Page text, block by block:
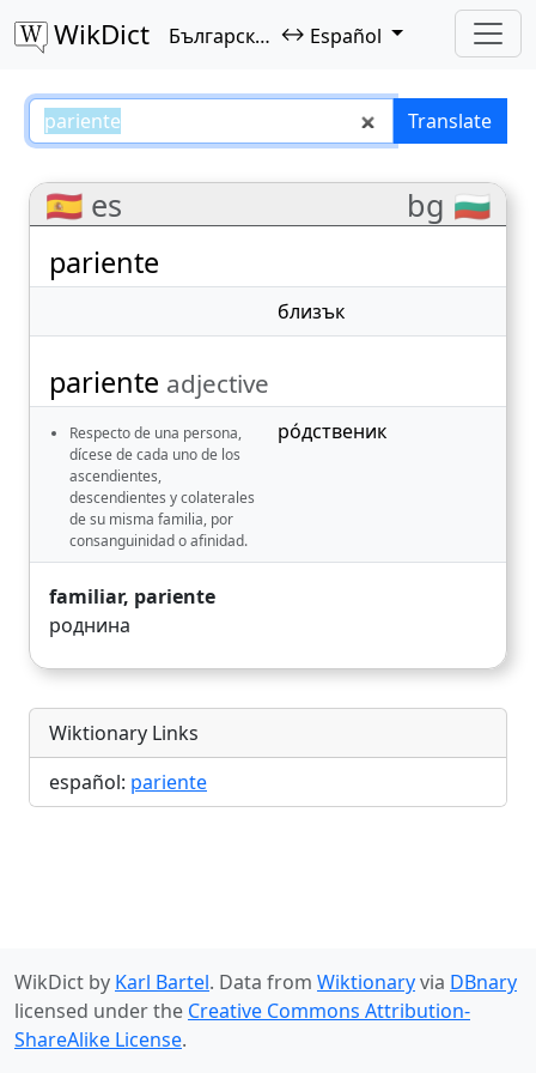
WikDict Български език ↔ Español
pariente – Български Translate
🇪🇸 es bg 🇧🇬
pariente
близък
pariente adjective
Respecto de una persona,
dícese de cada uno de los
ascendientes,
descendientes y colaterales
de su misma familia, por
consanguinidad o afinidad.
ро́дственик
familiar, pariente
роднина
Wiktionary Links
español: pariente
WikDict by Karl Bartel. Data from Wiktionaryvia DBnary
licensed under the Creative Commons Attribution-
ShareAlike License.